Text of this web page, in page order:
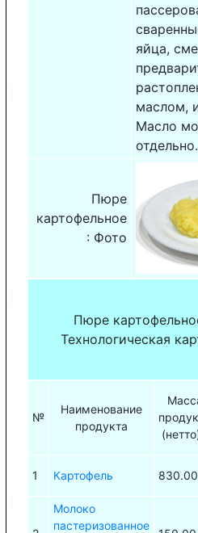
яйца,
маслом,
Масло
отдельно.
Пюре
картофельное
: Фото
Пюре
Технологическая
№
Наименование
продукта
1 Картофель 830.00
Молоко
пастеризованное